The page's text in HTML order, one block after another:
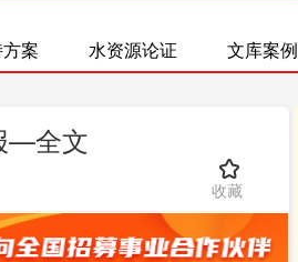
案 水资源论证 文库案例
—全文
收藏